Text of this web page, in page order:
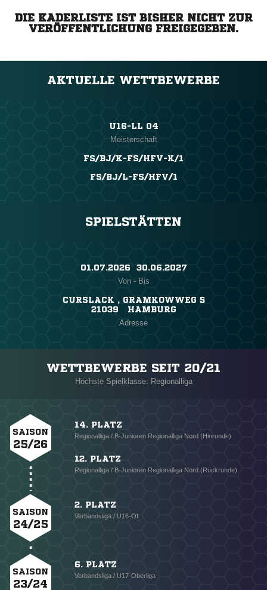
DIE KADERLISTE IST BISHER NICHT ZUR
VERÖFFENTLICHUNG FREIGEGEBEN.
AKTUELLE WETTBEWERBE
U16-LL 04
Meisterschaft
FS/BJ/K-FS/HFV-K/1
FS/BJ/L-FS/HFV/1
SPIELSTÄTTEN
01.07.2026 ​ 30.06.2027
Von - Bis
CURSLACK , GRAMKOWWEG 5
21039 HAMBURG
Adresse
WETTBEWERBE SEIT 20/21
Höchste Spielklasse: Regionalliga
SAISON
25/26
14. PLATZ
Regionalliga / B-Junioren Regionalliga Nord (Hinrunde)
12. PLATZ
Regionalliga / B-Junioren Regionalliga Nord (Rückrunde)
SAISON
24/25
2. PLATZ
Verbandsliga / U16-OL
SAISON
23/24
6. PLATZ
Verbandsliga / U17-Oberliga